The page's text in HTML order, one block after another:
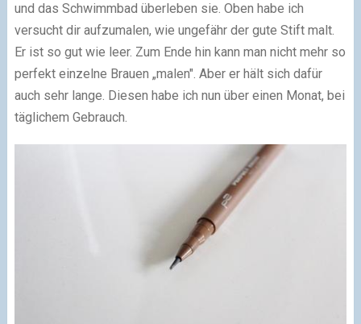
und das Schwimmbad überleben sie. Oben habe ich
versucht dir aufzumalen, wie ungefähr der gute Stift malt.
Er ist so gut wie leer. Zum Ende hin kann man nicht mehr so
perfekt einzelne Brauen „malen". Aber er hält sich dafür
auch sehr lange. Diesen habe ich nun über einen Monat, bei
täglichem Gebrauch.